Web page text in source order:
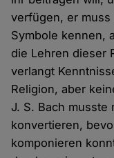
verfügen, er muss
Symbole kennen,
die Lehren dieser
verlangt
Religion, aber
J. S. Bach musste
konvertieren,
komponieren